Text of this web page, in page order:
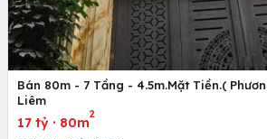
Bán 80m - 7 Tầng - 4.5m.Mặt Tiền.(
Liêm
17 tỷ · 80m
2